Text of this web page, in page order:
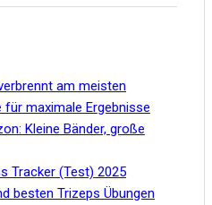
am meisten
für maximale Ergebnisse
Kleine Bänder, große
Tracker (Test) 2025
besten Trizeps Übungen